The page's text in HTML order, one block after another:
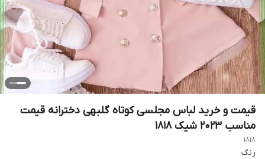
قیمت و خرید لباس مجلسی کوتاه گلبهی دخترانه قیمت
مناسب ۲۰۲۳ شیک ۱۸۱۸
1818
رنگ